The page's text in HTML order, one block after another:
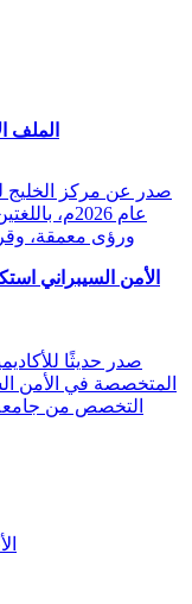
الملف
صدر عن مركز الخليج
عام 2026م،
ورؤى معمقة،
الأمن السيبراني
المتخصصة في الأمن
التخصص من جامعة